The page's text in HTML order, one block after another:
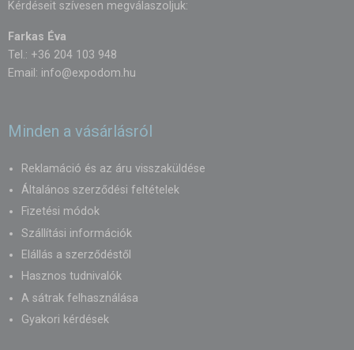
Kérdéseit szívesen megválaszoljuk:
Farkas Éva
Tel.: +36 204 103 948
Email: info@expodom.hu
Minden a vásárlásról
Reklamáció és az áru visszaküldése
Általános szerződési feltételek
Fizetési módok
Szállítási információk
Elállás a szerződéstől
Hasznos tudnivalók
A sátrak felhasználása
Gyakori kérdések